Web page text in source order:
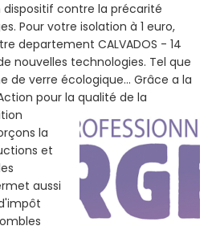
dispositif contre la précarité
Pour votre isolation à 1 euro,
departement CALVADOS - 14
nouvelles technologies. Tel que
de verre écologique... Grâce a la
pour la qualité de la
la
et
aussi